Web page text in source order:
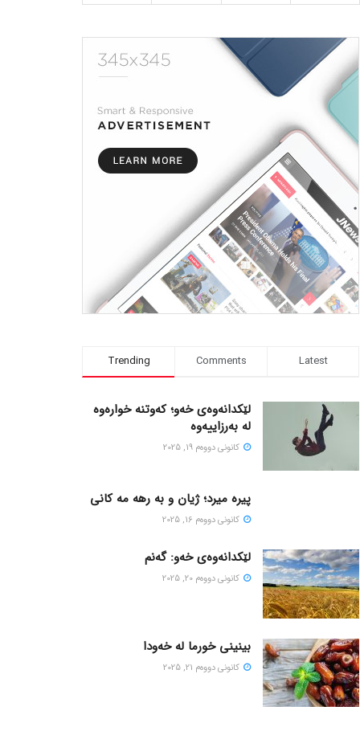
Trending Comments Latest
لێکدانەوەی خەو؛ کەوتنە خوارەوە
لە بەرزاییەوە
كانونی دووه‌م 19, 2025
پیره میرد؛ ژیان و به رهه مه کانی
كانونی دووه‌م 16, 2025
لێکدانەوەی خەو: گەنم
كانونی دووه‌م 20, 2025
بینینی خورما لە خەودا
كانونی دووه‌م 21, 2025